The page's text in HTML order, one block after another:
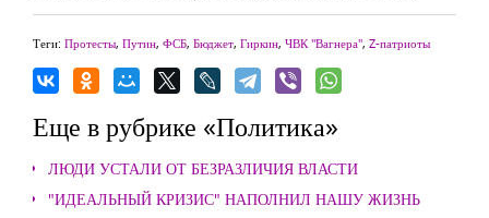
Теги: Протесты, Путин, ФСБ, Бюджет, Гиркин, ЧВК "Вагнера", Z-патриоты
Еще в рубрике «Политика»
ЛЮДИ УСТАЛИ ОТ БЕЗРАЗЛИЧИЯ ВЛАСТИ
"ИДЕАЛЬНЫЙ КРИЗИС" НАПОЛНИЛ НАШУ ЖИЗНЬ